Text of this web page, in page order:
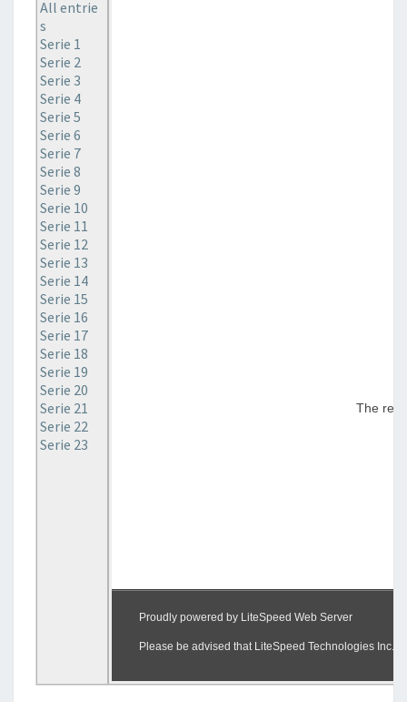
All entrie
s
Serie 1
Serie 2
Serie 3
Serie 4
Serie 5
Serie 6
Serie 7
Serie 8
Serie 9
Serie 10
Serie 11
Serie 12
Serie 13
Serie 14
Serie 15
Serie 16
Serie 17
Serie 18
Serie 19
Serie 20
Serie 21
Serie 22
Serie 23